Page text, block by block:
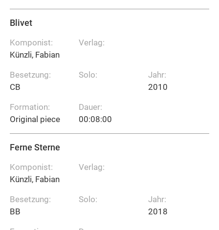
Blivet
Komponist:
Künzli, Fabian
Besetzung:
CB
Formation:
Original piece
Verlag:
Solo:
Dauer:
00:08:00
Jahr:
2010
Ferne Sterne
Komponist:
Künzli, Fabian
Besetzung:
BB
Verlag:
Solo:
Jahr:
2018